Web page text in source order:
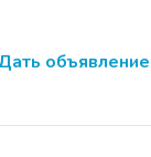
объявление